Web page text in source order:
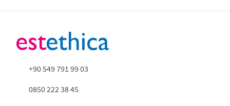
+90 549 791 99 03
0850 222 38 45